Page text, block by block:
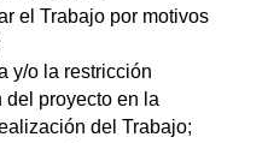
el Trabajo por motivos
y/o la restricción
proyecto en la
del Trabajo;